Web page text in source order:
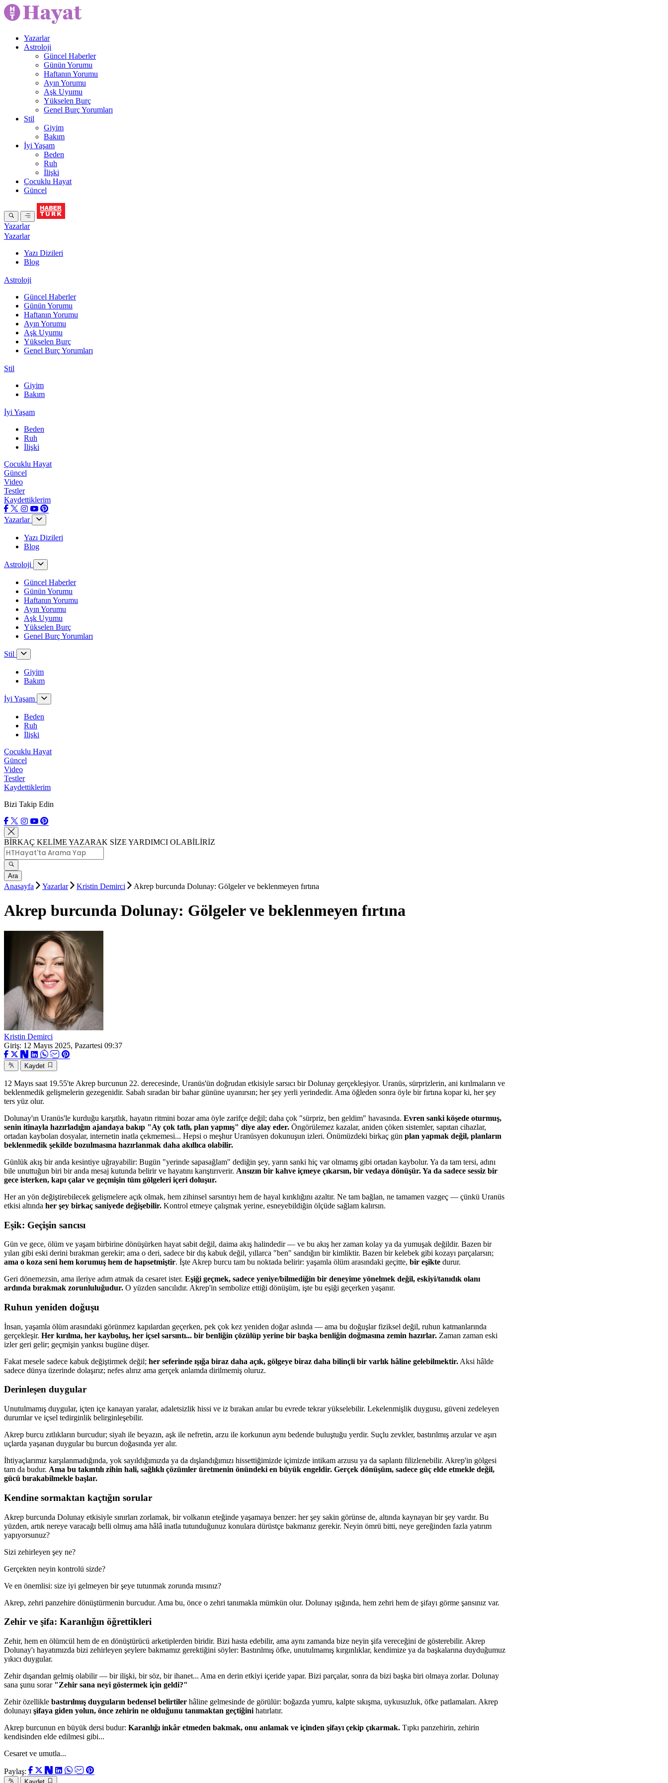
Yazarlar
Astroloji
Güncel Haberler
Günün Yorumu
Haftanın Yorumu
Ayın Yorumu
Aşk Uyumu
Yükselen Burç
Genel Burç Yorumları
Stil
Giyim
Bakım
İyi Yaşam
Beden
Ruh
İlişki
Çocuklu Hayat
Güncel
Yazarlar
Yazarlar
Yazı Dizileri
Blog
Astroloji
Güncel Haberler
Günün Yorumu
Haftanın Yorumu
Ayın Yorumu
Aşk Uyumu
Yükselen Burç
Genel Burç Yorumları
Stil
Giyim
Bakım
İyi Yaşam
Beden
Ruh
İlişki
Çocuklu Hayat
Güncel
Video
Testler
Kaydettiklerim
Yazarlar
Yazı Dizileri
Blog
Astroloji
Güncel Haberler
Günün Yorumu
Haftanın Yorumu
Ayın Yorumu
Aşk Uyumu
Yükselen Burç
Genel Burç Yorumları
Stil
Giyim
Bakım
İyi Yaşam
Beden
Ruh
İlişki
Çocuklu Hayat
Güncel
Video
Testler
Kaydettiklerim
Bizi Takip Edin
BİRKAÇ KELİME YAZARAK SİZE YARDIMCI OLABİLİRİZ
Ara
Anasayfa Yazarlar Kristin Demirci Akrep burcunda Dolunay: Gölgeler ve beklenmeyen fırtına
Akrep burcunda Dolunay: Gölgeler ve beklenmeyen fırtına
Kristin Demirci
Giriş: 12 Mayıs 2025, Pazartesi 09:37
Kaydet
12 Mayıs saat 19.55'te Akrep burcunun 22. derecesinde, Uranüs'ün doğrudan etkisiyle sarsıcı bir Dolunay gerçekleşiyor. Uranüs, sürprizlerin, ani kırılmaların ve
beklenmedik gelişmelerin gezegenidir. Sabah sıradan bir bahar gününe uyanırsın; her şey yerli yerindedir. Ama öğleden sonra öyle bir fırtına kopar ki, her şey
ters yüz olur.
Dolunay'ın Uranüs'le kurduğu karşıtlık, hayatın ritmini bozar ama öyle zarifçe değil; daha çok "sürpriz, ben geldim" havasında. Evren sanki köşede oturmuş,
senin itinayla hazırladığın ajandaya bakıp "Ay çok tatlı, plan yapmış" diye alay eder. Öngörülemez kazalar, aniden çöken sistemler, sapıtan cihazlar,
ortadan kaybolan dosyalar, internetin inatla çekmemesi... Hepsi o meşhur Uranüsyen dokunuşun izleri. Önümüzdeki birkaç gün plan yapmak değil, planların
beklenmedik şekilde bozulmasına hazırlanmak daha akıllıca olabilir.
Günlük akış bir anda kesintiye uğrayabilir: Bugün "yerinde sapasağlam" dediğin şey, yarın sanki hiç var olmamış gibi ortadan kaybolur. Ya da tam tersi, adını
bile unuttuğun biri bir anda mesaj kutunda belirir ve hayatını karıştırıverir. Ansızın bir kahve içmeye çıkarsın, bir vedaya dönüşür. Ya da sadece sessiz bir
gece isterken, kapı çalar ve geçmişin tüm gölgeleri içeri doluşur.
Her an yön değiştirebilecek gelişmelere açık olmak, hem zihinsel sarsıntıyı hem de hayal kırıklığını azaltır. Ne tam bağlan, ne tamamen vazgeç — çünkü Uranüs
etkisi altında her şey birkaç saniyede değişebilir. Kontrol etmeye çalışmak yerine, esneyebildiğin ölçüde sağlam kalırsın.
Eşik: Geçişin sancısı
Gün ve gece, ölüm ve yaşam birbirine dönüşürken hayat sabit değil, daima akış halindedir — ve bu akış her zaman kolay ya da yumuşak değildir. Bazen bir
yılan gibi eski derini bırakman gerekir; ama o deri, sadece bir dış kabuk değil, yıllarca "ben" sandığın bir kimliktir. Bazen bir kelebek gibi kozayı parçalarsın;
ama o koza seni hem korumuş hem de hapsetmiştir. İşte Akrep burcu tam bu noktada belirir: yaşamla ölüm arasındaki geçitte, bir eşikte durur.
Geri dönemezsin, ama ileriye adım atmak da cesaret ister. Eşiği geçmek, sadece yeniye/bilmediğin bir deneyime yönelmek değil, eskiyi/tanıdık olanı
ardında bırakmak zorunluluğudur. O yüzden sancılıdır. Akrep'in sembolize ettiği dönüşüm, işte bu eşiği geçerken yaşanır.
Ruhun yeniden doğuşu
İnsan, yaşamla ölüm arasındaki görünmez kapılardan geçerken, pek çok kez yeniden doğar aslında — ama bu doğuşlar fiziksel değil, ruhun katmanlarında
gerçekleşir. Her kırılma, her kayboluş, her içsel sarsıntı... bir benliğin çözülüp yerine bir başka benliğin doğmasına zemin hazırlar. Zaman zaman eski
izler geri gelir; geçmişin yankısı bugüne düşer.
Fakat mesele sadece kabuk değiştirmek değil; her seferinde ışığa biraz daha açık, gölgeye biraz daha bilinçli bir varlık hâline gelebilmektir. Aksi hâlde
sadece dünya üzerinde dolaşırız; nefes alırız ama gerçek anlamda dirilmemiş oluruz.
Derinleşen duygular
Unutulmamış duygular, içten içe kanayan yaralar, adaletsizlik hissi ve iz bırakan anılar bu evrede tekrar yükselebilir. Lekelenmişlik duygusu, güveni zedeleyen
durumlar ve içsel tedirginlik belirginleşebilir.
Akrep burcu zıtlıkların burcudur; siyah ile beyazın, aşk ile nefretin, arzu ile korkunun aynı bedende buluştuğu yerdir. Suçlu zevkler, bastırılmış arzular ve aşırı
uçlarda yaşanan duygular bu burcun doğasında yer alır.
İhtiyaçlarımız karşılanmadığında, yok sayıldığımızda ya da dışlandığımızı hissettiğimizde içimizde intikam arzusu ya da saplantı filizlenebilir. Akrep'in gölgesi
tam da budur. Ama bu takıntılı zihin hali, sağlıklı çözümler üretmenin önündeki en büyük engeldir. Gerçek dönüşüm, sadece güç elde etmekle değil,
gücü bırakabilmekle başlar.
Kendine sormaktan kaçtığın sorular
Akrep burcunda Dolunay etkisiyle sınırları zorlamak, bir volkanın eteğinde yaşamaya benzer: her şey sakin görünse de, altında kaynayan bir şey vardır. Bu
yüzden, artık nereye varacağı belli olmuş ama hâlâ inatla tutunduğunuz konulara dürüstçe bakmanız gerekir. Neyin ömrü bitti, neye gereğinden fazla yatırım
yapıyorsunuz?
Sizi zehirleyen şey ne?
Gerçekten neyin kontrolü sizde?
Ve en önemlisi: size iyi gelmeyen bir şeye tutunmak zorunda mısınız?
Akrep, zehri panzehire dönüştürmenin burcudur. Ama bu, önce o zehri tanımakla mümkün olur. Dolunay ışığında, hem zehri hem de şifayı görme şansınız var.
Zehir ve şifa: Karanlığın öğrettikleri
Zehir, hem en ölümcül hem de en dönüştürücü arketiplerden biridir. Bizi hasta edebilir, ama aynı zamanda bize neyin şifa vereceğini de gösterebilir. Akrep
Dolunay'ı hayatımızda bizi zehirleyen şeylere bakmamız gerektiğini söyler: Bastırılmış öfke, unutulmamış kırgınlıklar, kendimize ya da başkalarına duyduğumuz
yıkıcı duygular.
Zehir dışarıdan gelmiş olabilir — bir ilişki, bir söz, bir ihanet... Ama en derin etkiyi içeride yapar. Bizi parçalar, sonra da bizi başka biri olmaya zorlar. Dolunay
sana şunu sorar "Zehir sana neyi göstermek için geldi?"
Zehir özellikle bastırılmış duyguların bedensel belirtiler hâline gelmesinde de görülür: boğazda yumru, kalpte sıkışma, uykusuzluk, öfke patlamaları. Akrep
dolunayı şifaya giden yolun, önce zehirin ne olduğunu tanımaktan geçtiğini hatırlatır.
Akrep burcunun en büyük dersi budur: Karanlığı inkâr etmeden bakmak, onu anlamak ve içinden şifayı çekip çıkarmak. Tıpkı panzehirin, zehirin
kendisinden elde edilmesi gibi...
Cesaret ve umutla...
Paylaş: